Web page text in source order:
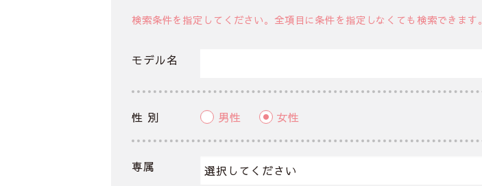
検索条件を指定してください。全項目に条件を指定しなくても検索できます。
モデル名
性 別 男性 女性
専属